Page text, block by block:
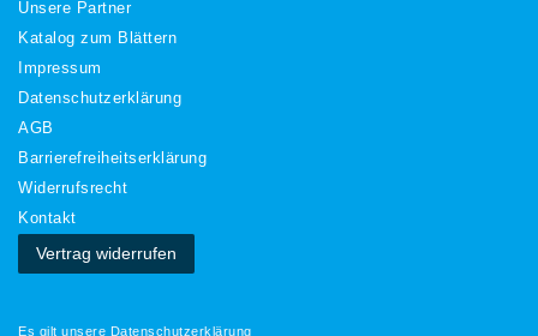
Unsere Partner
Katalog zum Blättern
Impressum
Daten­schutz­erklärung
AGB
Barrierefreiheitserklärung
Widerrufs­recht
Kontakt
Vertrag widerrufen
Es gilt unsere Datenschutzerklärung